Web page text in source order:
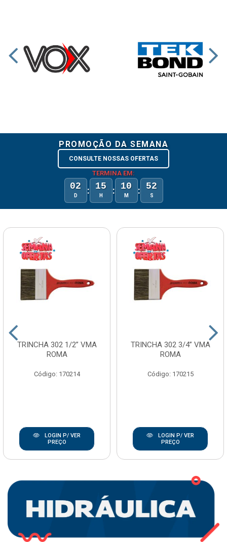
PROMOÇÃO DA SEMANA
CONSULTE NOSSAS OFERTAS
TERMINA EM:
02
D : 15
H : 10
M : 52
S
TRINCHA 302 1/2” VMA
ROMA
Código: 170214
LOGIN P/ VER
PREÇO
TRINCHA 302 3/4” VMA
ROMA
Código: 170215
LOGIN P/ VER
PREÇO